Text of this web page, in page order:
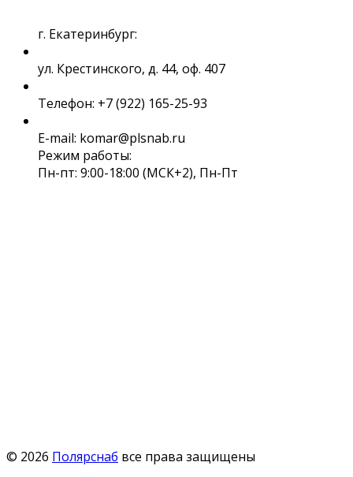
г. Екатеринбург:
ул. Крестинского, д. 44, оф. 407
Телефон: +7 (922) 165-25-93
E-mail: komar@plsnab.ru
Режим работы:
Пн-пт: 9:00-18:00 (МСК+2), Пн-Пт
© 2026 Полярснаб все права защищены